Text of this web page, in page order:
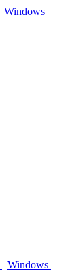
Windows
Windows